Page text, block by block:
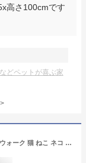
高さ100cmです
どペットが喜ぶ家
>
テレビ台 ハイタイプ キャットタワー キャットウォーク 猫 ねこ ネコ 壁面収納 テレビボード 収納棚 リビング 収納 テレビラック オーディオラック オープンラック 大型 木目調 棚 おしゃれ 大容量 扉付き 引き出し付き